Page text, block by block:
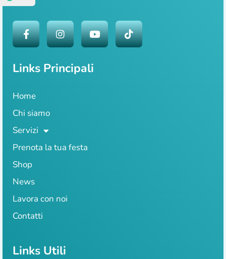
Links Principali
Home
Chi siamo
Servizi
Prenota la tua festa
Shop
News
Lavora con noi
Contatti
Links Utili